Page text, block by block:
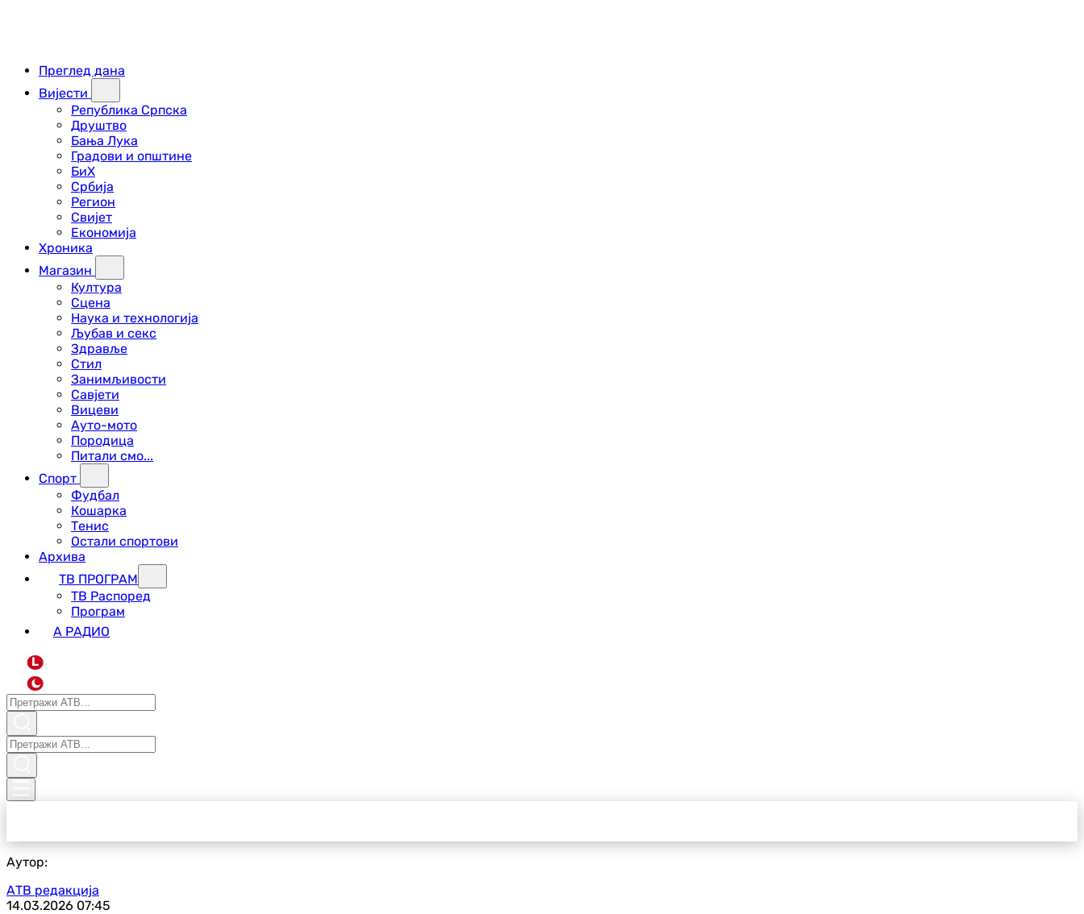
Преглед дана
Вијести
Република Српска
Друштво
Бања Лука
Градови и општине
БиХ
Србија
Регион
Свијет
Економија
Хроника
Магазин
Култура
Сцена
Наука и технологија
Љубав и секс
Здравље
Стил
Занимљивости
Савјети
Вицеви
Ауто-мото
Породица
Питали смо...
Спорт
Фудбал
Кошарка
Тенис
Остали спортови
Архива
ТВ ПРОГРАМ
ТВ Распоред
Програм
А РАДИО
L
Аутор:
АТВ редакција
14.03.2026 07:45